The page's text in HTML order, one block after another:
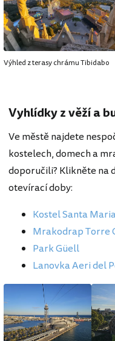
Výhled z terasy chrámu Tibidabo
Vyhlídky z věží a
Ve městě najdete
kostelech, domech a
doporučili? Klikněte na
otevírací doby:
Kostel Santa
Mrakodrap Torre
Park Güell
Lanovka Aeri del